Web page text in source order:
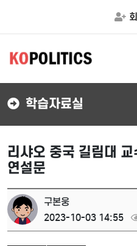
학습자료실
리샤오 중국 길림대
연설문
구본웅
2023-10-03 14:55